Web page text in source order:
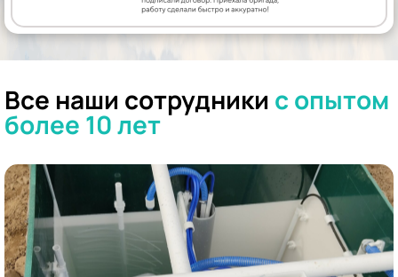
Все наши сотрудники с опытом
более 10 лет